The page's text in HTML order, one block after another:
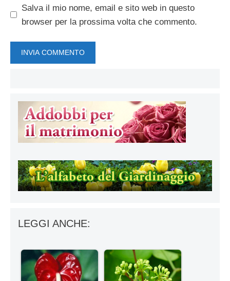
Salva il mio nome, email e sito web in questo
browser per la prossima volta che commento.
LEGGI ANCHE: